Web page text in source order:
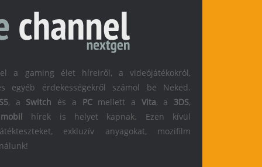
a gaming élet híreiről, a videójátékokról,
egyéb érdekességekről számol be Neked.
, a Switch és a PCmellett a Vita, a 3DS,
mobil hírek is helyet kapnak. Ezen kívül
exkluzív anyagokat, mozifilm